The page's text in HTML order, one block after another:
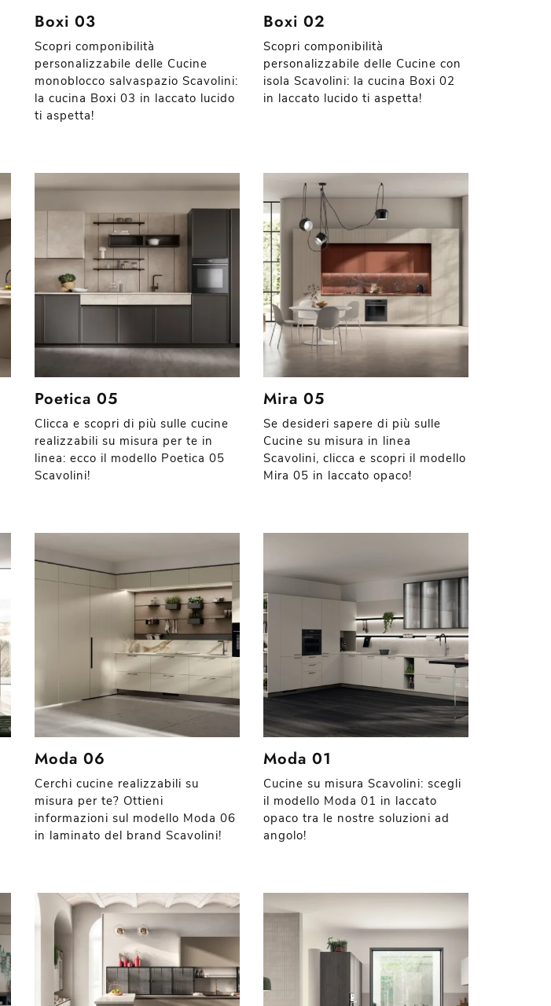
Boxi 03
Scopri componibilità
personalizzabile delle Cucine
monoblocco salvaspazio Scavolini:
la cucina Boxi 03 in laccato lucido
ti aspetta!
Boxi 02
Scopri componibilità
personalizzabile delle Cucine con
isola Scavolini: la cucina Boxi 02
in laccato lucido ti aspetta!
Poetica 05
Clicca e scopri di più sulle cucine
realizzabili su misura per te in
linea: ecco il modello Poetica 05
Scavolini!
Mira 05
Se desideri sapere di più sulle
Cucine su misura in linea
Scavolini, clicca e scopri il modello
Mira 05 in laccato opaco!
Moda 06
Cerchi cucine realizzabili su
misura per te? Ottieni
informazioni sul modello Moda 06
in laminato del brand Scavolini!
Moda 01
Cucine su misura Scavolini: scegli
il modello Moda 01 in laccato
opaco tra le nostre soluzioni ad
angolo!